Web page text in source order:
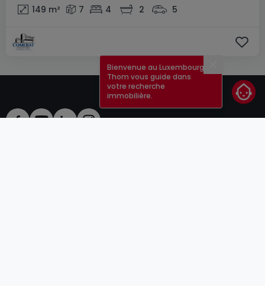
149 m² 7 4 2 5
Bienvenue au Luxembourg !
Thom vous guide dans
votre recherche
immobilière.